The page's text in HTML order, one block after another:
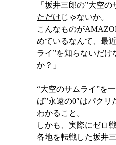
「坂井三郎の”大空の
ただけ じゃないか。
こんなものが
めているなんて、最
ライ”を知らないだけ
か？」
“大空のサムライ”を
ば”永遠の0″はパクリ
わかること。
しかも、実際にゼロ
各地を転戦した坂井